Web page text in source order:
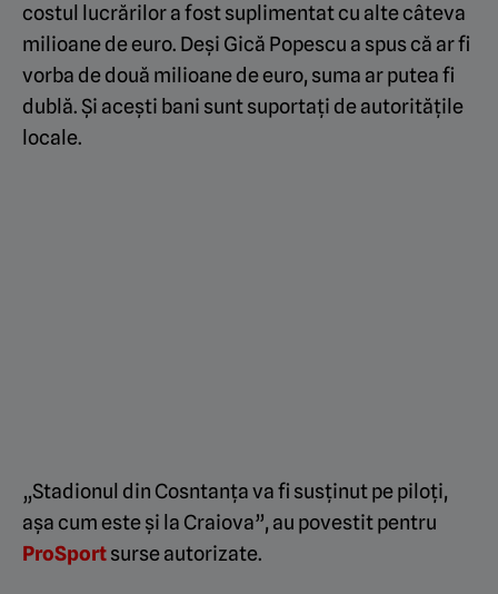
costul lucrărilor a fost suplimentat cu alte câteva
milioane de euro. Deși Gică Popescu a spus că ar fi
vorba de două milioane de euro, suma ar putea fi
dublă. Și acești bani sunt suportați de autoritățile
locale.
„Stadionul din Cosntanța va fi susținut pe piloți,
așa cum este și la Craiova”, au povestit pentru
ProSportsurse autorizate.